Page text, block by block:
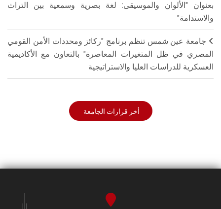
بعنوان "الألوان والموسيقى: لغة بصرية وسمعية بين التراث
والاستدامة"
جامعة عين شمس تنظم برنامج "ركائز ومحددات الأمن القومي
المصري في ظل المتغيرات المعاصرة" بالتعاون مع الأكاديمية
العسكرية للدراسات العليا والاستراتيجية
أخر قرارات الجامعة